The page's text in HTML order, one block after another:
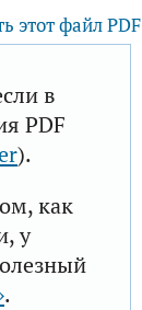
этот файл PDF
в
PDF
).
как
у
.